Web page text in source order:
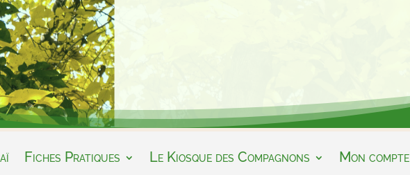
Fiches Pratiques Le Kiosque des Compagnons Mon compte